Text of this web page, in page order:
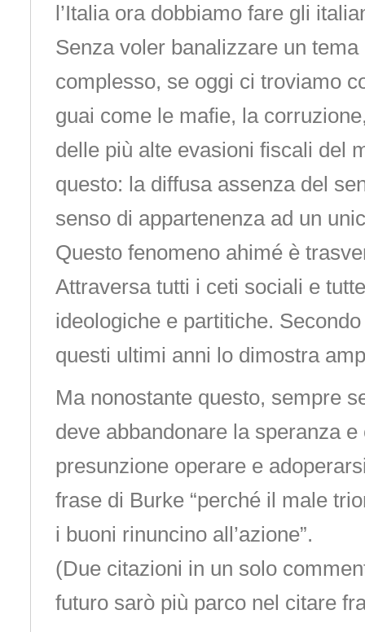
l’Italia ora dobbiamo fare gli
Senza voler banalizzare un
complesso, se oggi ci troviamo
guai come le mafie, la
delle più alte evasioni fiscali del
questo: la diffusa assenza del
senso di appartenenza ad un
Questo fenomeno ahimé è
Attraversa tutti i ceti sociali e
ideologiche e partitiche.
questi ultimi anni lo dimostra
Ma nonostante questo, sempre
deve abbandonare la speranza
presunzione operare e
frase di Burke “perché il male
i buoni rinuncino all’azione”.
(Due citazioni in un solo
futuro sarò più parco nel citare